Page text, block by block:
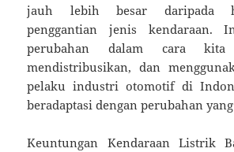
jauh lebih besar daripada
penggantian jenis kendaraan.
perubahan dalam cara kita
mendistribusikan, dan
pelaku industri otomotif di
beradaptasi dengan perubahan
Keuntungan Kendaraan Listrik